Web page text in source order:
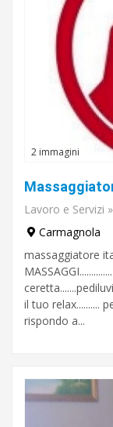
2 immagini
Lavoro e Servizi »
Carmagnola
massaggiatore
il tuo relax..........
rispondo a...